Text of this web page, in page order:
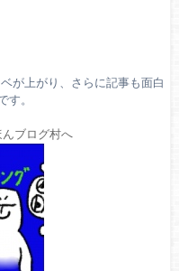
が上がり、さらに記事も面白
す。